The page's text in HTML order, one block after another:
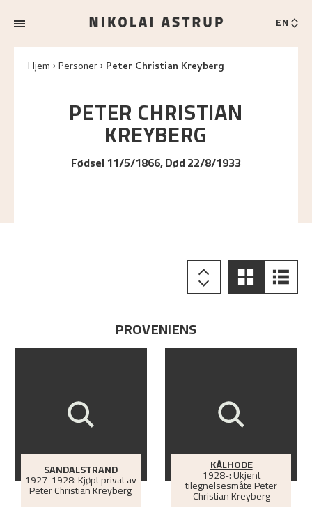
EN
Hjem Personer Peter Christian Kreyberg
PETER CHRISTIAN
KREYBERG
Fødsel 11/5/1866, Død 22/8/1933
PROVENIENS
SANDALSTRAND
1927-1928: Kjøpt privat av
Peter Christian Kreyberg
KÅLHODE
1928-: Ukjent
tilegnelsesmåte Peter
Christian Kreyberg